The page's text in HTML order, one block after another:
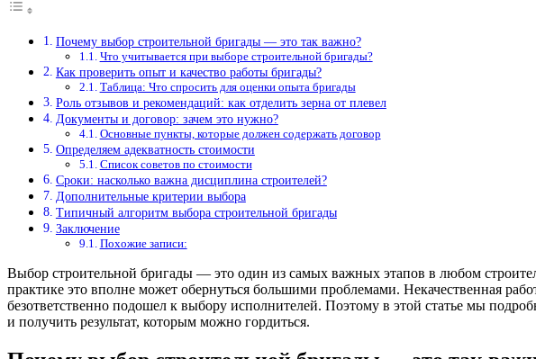
Почему выбор строительной бригады — это так важно?
Что учитывается при выборе строительной бригады?
Как проверить опыт и качество работы бригады?
Таблица: Что спросить для оценки опыта бригады
Роль отзывов и рекомендаций: как отделить зерна от плевел
Документы и договор: зачем это нужно?
Основные пункты, которые должен содержать договор
Определяем адекватность стоимости
Список советов по стоимости
Сроки: насколько важна дисциплина строителей?
Дополнительные критерии выбора
Типичный алгоритм выбора строительной бригады
Заключение
Похожие записи:
Выбор строительной бригады — это один из самых важных этапов в любом
практике это вполне может обернуться большими проблемами. Некачественная
безответственно подошел к выбору исполнителей. Поэтому в этой статье мы
и получить результат, которым можно гордиться.